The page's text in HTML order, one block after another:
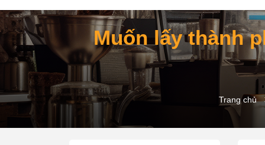
Muốn lấy thành
Trang chủ